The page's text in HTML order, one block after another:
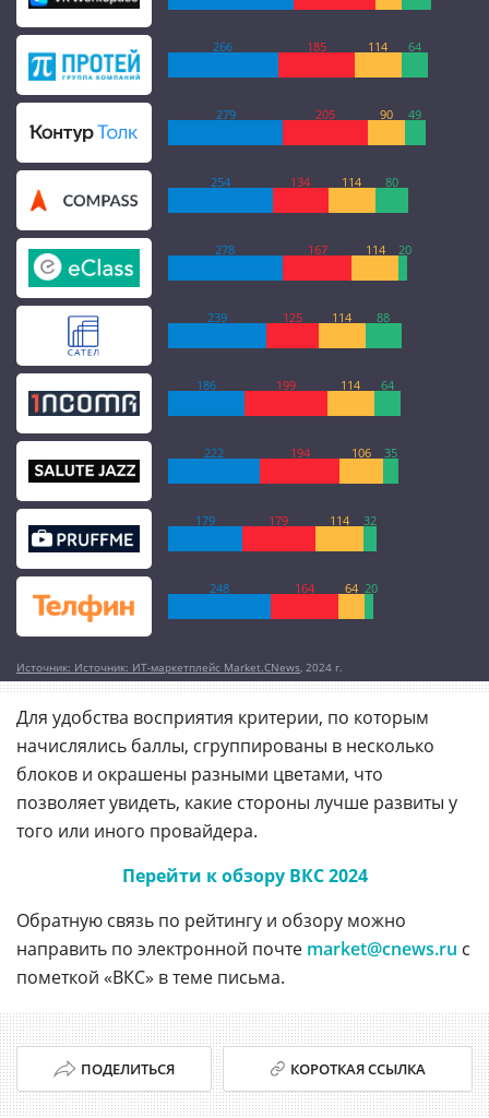
266 185 114 64
279 205 90 49
254 134 114 80
278 167 114 20
239 125 114 88
186 199 114 64
222 194 106 35
179 179 114 32
248 164 64 20
Источник: Источник: ИТ-маркетплейс Market.CNews, 2024 г.
Для удобства восприятия критерии, по которым
начислялись баллы, сгруппированы в несколько
блоков и окрашены разными цветами, что
позволяет увидеть, какие стороны лучше развиты у
того или иного провайдера.
Перейти к обзору ВКС 2024
Обратную связь по рейтингу и обзору можно
направить по электронной почте market@cnews.ru с
пометкой «ВКС» в теме письма.
ПОДЕЛИТЬСЯ КОРОТКАЯ ССЫЛКА